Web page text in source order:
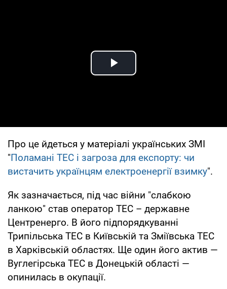
Play Video
Про це йдеться у матеріалі українських ЗМІ
"Поламані ТЕС і загроза для експорту: чи
вистачить українцям електроенергії взимку".
Як зазначається, під час війни "слабкою
ланкою" став оператор ТЕС – державне
Центренерго. В його підпорядкуванні
Трипільська ТЕС в Київській та Зміївська ТЕС
в Харківській областях. Ще один його актив —
Вуглегірська ТЕС в Донецькій області —
опинилась в окупації.